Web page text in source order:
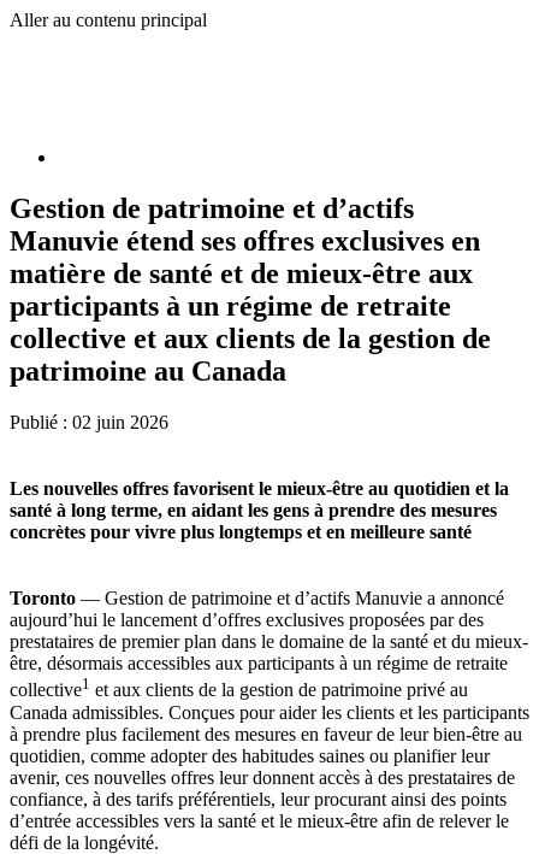
Aller au contenu principal
Gestion de patrimoine et d’actifs
Manuvie étend ses offres exclusives en
matière de santé et de mieux-être aux
participants à un régime de retraite
collective et aux clients de la gestion de
patrimoine au Canada
Publié : 02 juin 2026
Les nouvelles offres favorisent le mieux-être au quotidien et la
santé à long terme, en aidant les gens à prendre des mesures
concrètes pour vivre plus longtemps et en meilleure santé
Toronto — Gestion de patrimoine et d’actifs Manuvie a annoncé
aujourd’hui le lancement d’offres exclusives proposées par des
prestataires de premier plan dans le domaine de la santé et du mieux-
être, désormais accessibles aux participants à un régime de retraite
collective1 et aux clients de la gestion de patrimoine privé au
Canada admissibles. Conçues pour aider les clients et les participants
à prendre plus facilement des mesures en faveur de leur bien-être au
quotidien, comme adopter des habitudes saines ou planifier leur
avenir, ces nouvelles offres leur donnent accès à des prestataires de
confiance, à des tarifs préférentiels, leur procurant ainsi des points
d’entrée accessibles vers la santé et le mieux-être afin de relever le
défi de la longévité.